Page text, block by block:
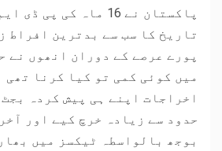
پاکستان نے 16 ماہ کی
تاریخ کا سب سے بدترین افراط
پورے عرصے کے دوران انھوں نے
اخراجات اپنے ہی پیش کردہ بجٹ
حدود سے زیادہ خرچ کیے اور
بوجھ بالواسطہ ٹیکسز میں